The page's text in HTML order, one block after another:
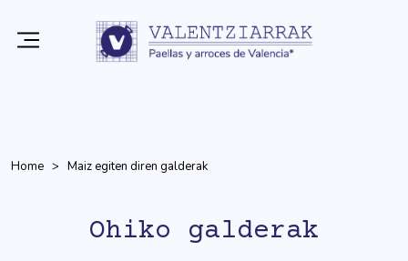
Home Maiz egiten diren galderak
Ohiko galderak